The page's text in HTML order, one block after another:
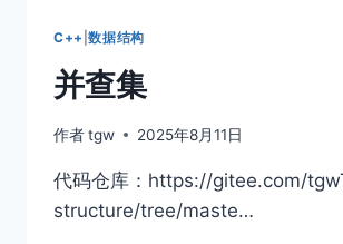
C++ |数据结构
并查集
作者tgw 2025年8月11日
代码仓库：https://gitee.com/
structure/tree/maste…